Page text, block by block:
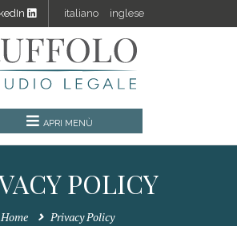
italiano inglese
POLICY
Home Privacy Policy